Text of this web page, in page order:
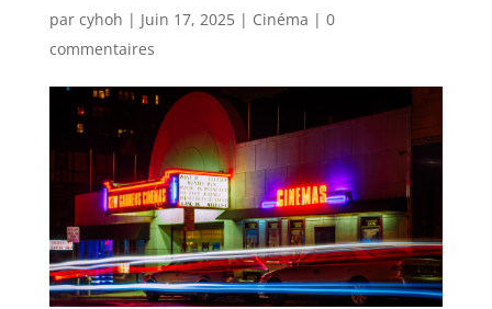
par cyhoh | Juin 17, 2025| Cinéma | 0
commentaires